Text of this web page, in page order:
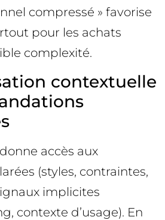
compressé » favorise
pour les achats
complexité.
contextuelle
accès aux
(styles, contraintes,
implicites
contexte d’usage). En